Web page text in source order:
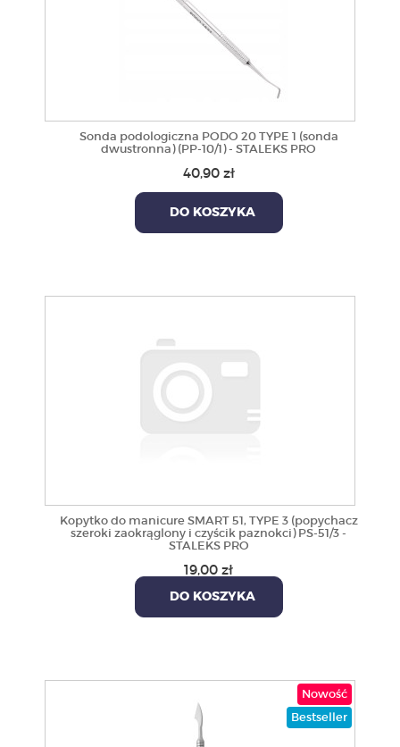
Sonda podologiczna PODO 20 TYPE 1 (sonda
dwustronna) (PP-10/1) - STALEKS PRO
40,90 zł
DO KOSZYKA
Kopytko do manicure SMART 51, TYPE 3 (popychacz
szeroki zaokrąglony i czyścik paznokci) PS-51/3 -
STALEKS PRO
19,00 zł
DO KOSZYKA
Nowość
Bestseller